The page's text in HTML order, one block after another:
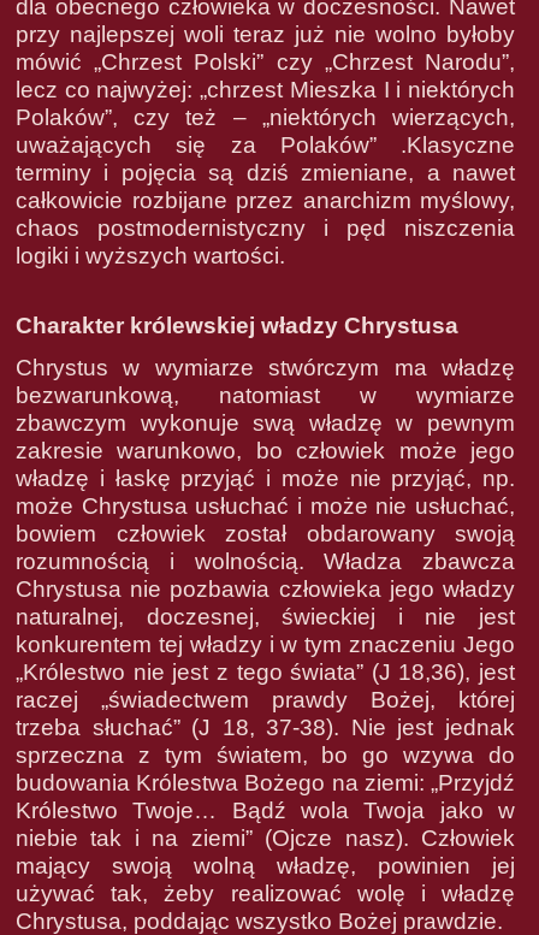
dla obecnego człowieka w doczesności. Nawet
przy najlepszej woli teraz już nie wolno byłoby
mówić „Chrzest Polski” czy „Chrzest Narodu”,
lecz co najwyżej: „chrzest Mieszka I i niektórych
Polaków”, czy też – „niektórych wierzących,
uważających się za Polaków” .Klasyczne
terminy i pojęcia są dziś zmieniane, a nawet
całkowicie rozbijane przez anarchizm myślowy,
chaos postmodernistyczny i pęd niszczenia
logiki i wyższych wartości.
Charakter królewskiej władzy Chrystusa
Chrystus w wymiarze stwórczym ma władzę
bezwarunkową, natomiast w wymiarze
zbawczym wykonuje swą władzę w pewnym
zakresie warunkowo, bo człowiek może jego
władzę i łaskę przyjąć i może nie przyjąć, np.
może Chrystusa usłuchać i może nie usłuchać,
bowiem człowiek został obdarowany swoją
rozumnością i wolnością. Władza zbawcza
Chrystusa nie pozbawia człowieka jego władzy
naturalnej, doczesnej, świeckiej i nie jest
konkurentem tej władzy i w tym znaczeniu Jego
„Królestwo nie jest z tego świata” (J 18,36), jest
raczej „świadectwem prawdy Bożej, której
trzeba słuchać” (J 18, 37-38). Nie jest jednak
sprzeczna z tym światem, bo go wzywa do
budowania Królestwa Bożego na ziemi: „Przyjdź
Królestwo Twoje… Bądź wola Twoja jako w
niebie tak i na ziemi” (Ojcze nasz). Człowiek
mający swoją wolną władzę, powinien jej
używać tak, żeby realizować wolę i władzę
Chrystusa, poddając wszystko Bożej prawdzie.